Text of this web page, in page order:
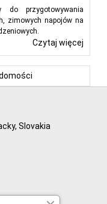
do przygotowywania
zimowych napojów na
Czytaj więcej
Slovakia